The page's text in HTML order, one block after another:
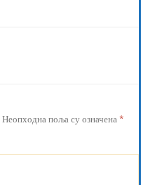
Неопходна поља су означена *